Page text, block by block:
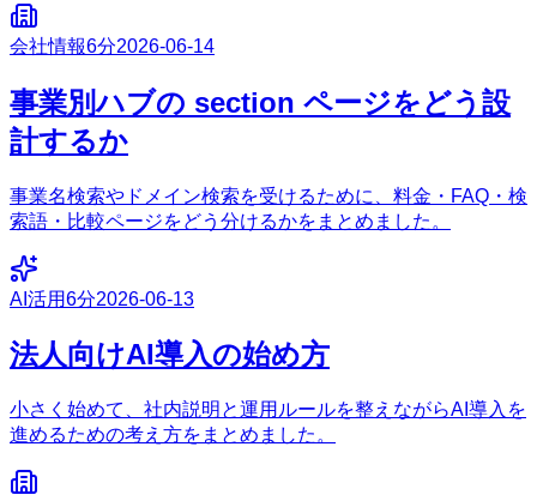
会社情報6分2026-06-14
事業別ハブの section ページをどう設
計するか
事業名検索やドメイン検索を受けるために、料金・FAQ・検
索語・比較ページをどう分けるかをまとめました。
AI活用6分2026-06-13
法人向けAI導入の始め方
小さく始めて、社内説明と運用ルールを整えながらAI導入を
進めるための考え方をまとめました。